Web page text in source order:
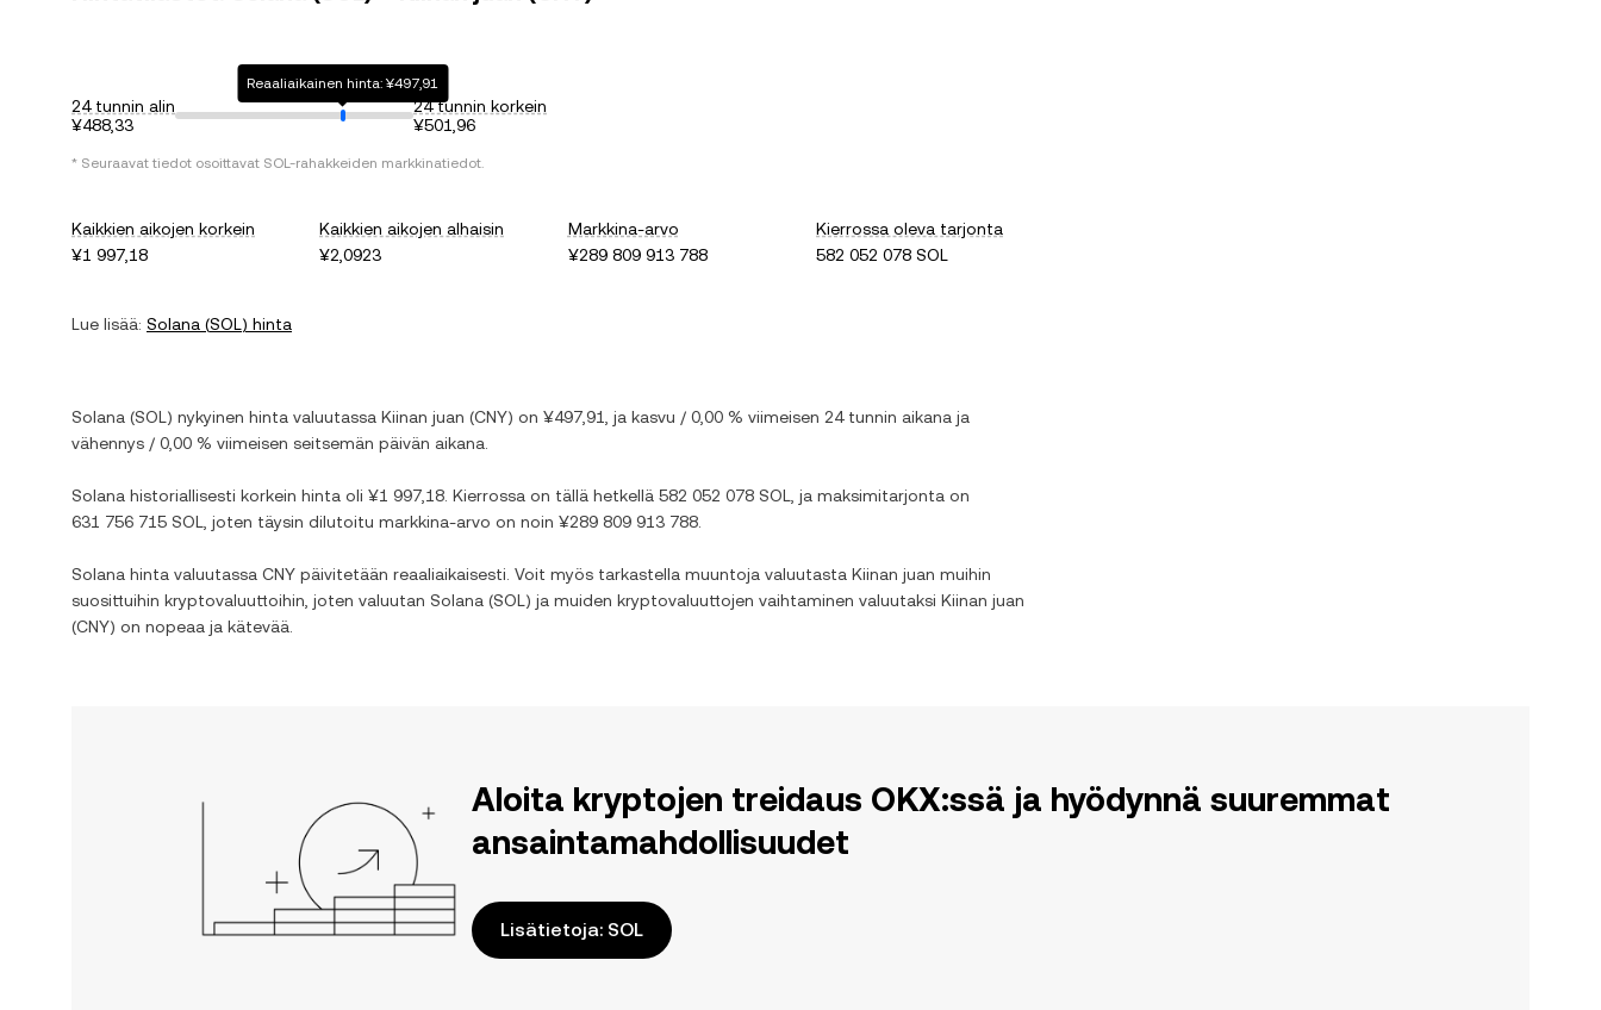
24 tunnin alin
¥488,33
Reaaliaikainen hinta: ¥497,91
24 tunnin korkein
¥501,96
* Seuraavat tiedot osoittavat SOL-rahakkeiden markkinatiedot.
Kaikkien aikojen korkein
¥1 997,18
Kaikkien aikojen alhaisin
¥2,0923
Markkina-arvo
¥289 809 913 788
Kierrossa oleva tarjonta
582 052 078 SOL
Lue lisää: Solana (SOL) hinta
Solana (SOL ) nykyinen hinta valuutassa Kiinan juan (CNY) on ¥497,91 , ja kasvu / 0,00 % viimeisen 24 tunnin aikana ja
vähennys / 0,00 % viimeisen seitsemän päivän aikana.
Solana historiallisesti korkein hinta oli ¥1 997,18 . Kierrossa on tällä hetkellä 582 052 078 SOL
, ja maksimitarjonta on
631 756 715 SOL
, joten täysin dilutoitu markkina-arvo on noin ¥289 809 913 788
Solana hinta valuutassa CNY päivitetään reaaliaikaisesti. Voit myös tarkastella muuntoja valuutasta Kiinan juan muihin
suosittuihin kryptovaluuttoihin, joten valuutan Solana (SOL ) ja muiden kryptovaluuttojen vaihtaminen valuutaksi Kiinan juan
(CNY) on nopeaa ja kätevää.
Aloita kryptojen treidaus OKX:ssä ja hyödynnä suuremmat
ansaintamahdollisuudet
Lisätietoja: SOL